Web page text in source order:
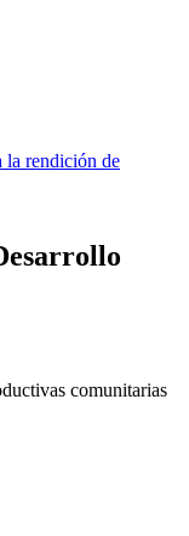
la rendición de
comunitarias